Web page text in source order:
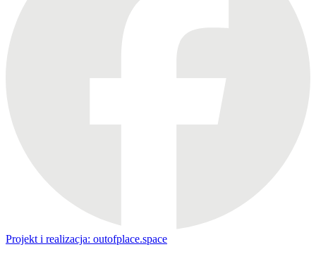
Projekt i realizacja: outofplace.space